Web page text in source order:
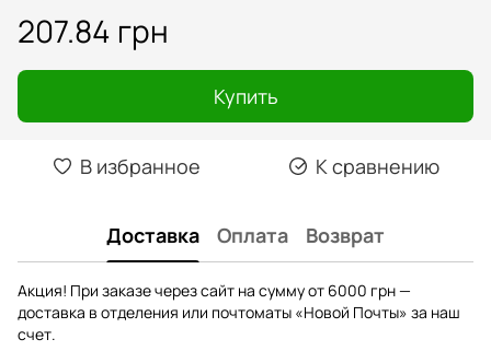
207.84 грн
Купить
В избранное К сравнению
Доставка Оплата Возврат
Акция! При заказе через сайт на сумму от 6000 грн —
доставка в отделения или почтоматы «Новой Почты» за наш
счет.